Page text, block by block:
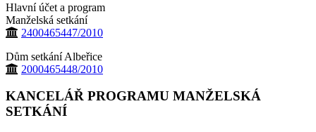
Hlavní účet a program
Manželská setkání
2400465447/2010
Dům setkání Albeřice
2000465448/2010
KANCELÁŘ PROGRAMU MANŽELSKÁ
SETKÁNÍ